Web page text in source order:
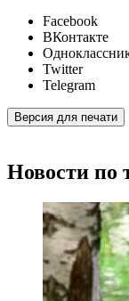
Facebook
ВКонтакте
Twitter
Telegram
Версия для печати
Новости по